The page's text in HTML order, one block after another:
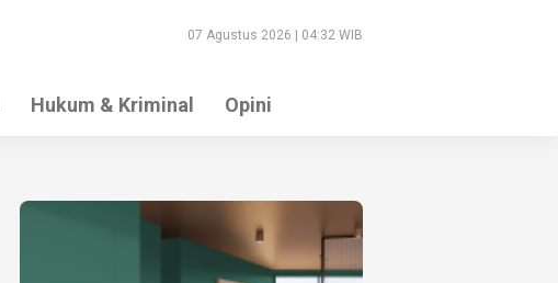
07 Agustus 2026 | 04:32 WIB
Hukum & Kriminal Opini